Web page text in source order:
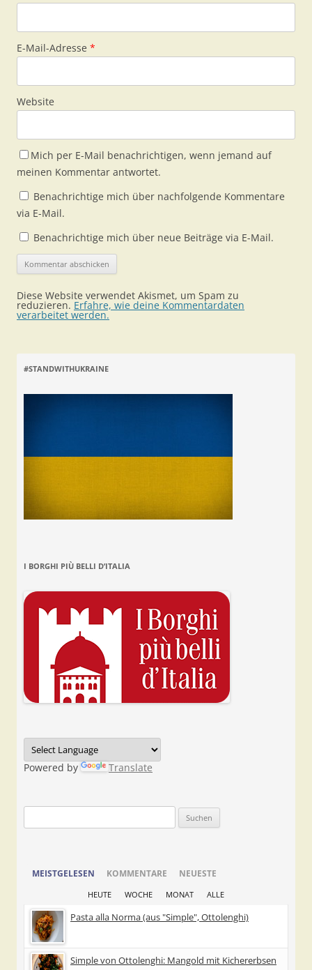
E-Mail-Adresse *
Website
Mich per E-Mail benachrichtigen, wenn jemand auf
meinen Kommentar antwortet.
Benachrichtige mich über nachfolgende Kommentare
via E-Mail.
Benachrichtige mich über neue Beiträge via E-Mail.
Diese Website verwendet Akismet, um Spam zu
reduzieren. Erfahre, wie deine Kommentardaten
verarbeitet werden.
#STANDWITHUKRAINE
I BORGHI PIÙ BELLI D’ITALIA
Powered by Translate
nach:
MEISTGELESEN KOMMENTARE NEUESTE
HEUTE WOCHE MONAT ALLE
Pasta alla Norma (aus "Simple", Ottolenghi)
Simple von Ottolenghi: Mangold mit Kichererbsen